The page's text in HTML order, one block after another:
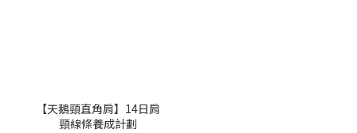
【天鵝頸直角肩】14日肩
頸線條養成計劃